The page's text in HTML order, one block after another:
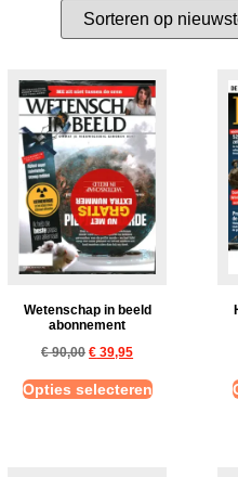
Wetenschap in beeld
abonnement
€90,00 € 39,95
Opties selecteren